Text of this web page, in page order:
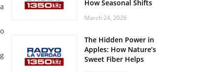
How Seasonal Shifts
and Vitality
March 24, 2026
The Hidden Power in
Apples: How Nature’s
Sweet Fiber Helps